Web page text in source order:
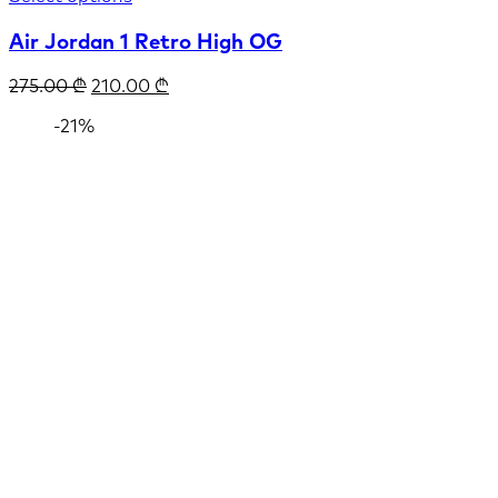
Air Jordan 1 Retro High OG
275.00₾ 210.00 ₾
-21%